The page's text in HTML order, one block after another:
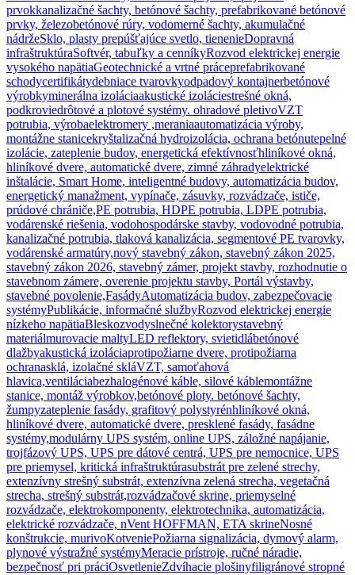
prvokkanalizačné šachty, betónové šachty, prefabrikované betónové
prvky, železobetónové rúry, vodomerné šachty, akumulačné
nádržeSklo, plasty prepúšťajúce svetlo, tienenieDopravná
infraštruktúraSoftvér, tabuľky a cenníkyRozvod elektrickej energie
vysokého napätiaGeotechnické a vrtné práceprefabrikované
schodycertifikátydebniace tvarovkyodpadový kontajnerbetónové
výrobkyminerálna izoláciaakustické izoláciestrešné okná,
podkroviedrôtové a plotové systémy. ohradové pletivoVZT
potrubia, výrobaelektromery ,meraniaautomatizácia výroby,
montážne stanicekryštalizačná hydroizolácia, ochrana betónutepelné
izolácie, zateplenie budov, energetická efektívnosťhliníkové okná,
hliníkové dvere, automatické dvere, zimné záhradyelektrické
inštalácie, Smart Home, inteligentné budovy, automatizácia budov,
energetický manažment, vypínače, zásuvky, rozvádzače, ističe,
prúdové chrániče,PE potrubia, HDPE potrubia, LDPE potrubia,
vodárenské riešenia, vodohospodárske stavby, vodovodné potrubia,
kanalizačné potrubia, tlaková kanalizácia, segmentové PE tvarovky,
vodárenské armatúry,nový stavebný zákon, stavebný zákon 2025,
stavebný zákon 2026, stavebný zámer, projekt stavby, rozhodnutie o
stavebnom zámere, overenie projektu stavby, Portál výstavby,
stavebné povolenie,FasádyAutomatizácia budov, zabezpečovacie
systémyPublikácie, informačné službyRozvod elektrickej energie
nízkeho napätiaBleskozvodyslnečné kolektorystavebný
materiálmurovacie maltyLED reflektory, svietidlábetónové
dlažbyakustická izoláciaprotipožiarne dvere, protipožiarna
ochranasklá, izolačné skláVZT, samoťahová
hlavica,ventiláciabezhalogénové káble, silové káblemontážne
stanice, montáž výrobkov,betónové ploty. betónové šachty,
žumpyzateplenie fasády, grafitový polystyrénhliníkové okná,
hliníkové dvere, automatické dvere, presklené fasády, fasádne
systémy,modulárny UPS systém, online UPS, záložné napájanie,
trojfázový UPS, UPS pre dátové centrá, UPS pre nemocnice, UPS
pre priemysel, kritická infraštruktúrasubstrát pre zelené strechy,
extenzívny strešný substrát, extenzívna zelená strecha, vegetačná
strecha, strešný substrát,rozvádzačové skrine, priemyselné
rozvádzače, elektrokomponenty, elektrotechnika, automatizácia,
elektrické rozvádzače, nVent HOFFMAN, ETA skrineNosné
konštrukcie, murivoKotveniePožiarna signalizácia, dymový alarm,
plynové výstražné systémyMeracie prístroje, ručné náradie,
bezpečnosť pri práciOsvetlenieZdvíhacie plošinyfiligránové stropné